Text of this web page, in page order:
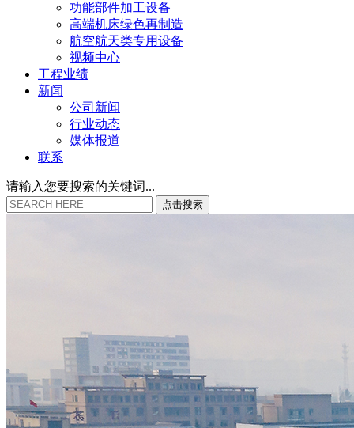
功能部件加工设备
高端机床绿色再制造
航空航天类专用设备
视频中心
工程业绩
新闻
公司新闻
行业动态
媒体报道
联系
请输入您要搜索的关键词...
点击搜索